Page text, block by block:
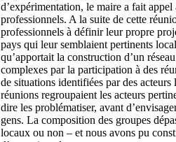
d’expérimentation, le maire a fait
professionnels. A la suite de cette
professionnels à définir leur propre
pays qui leur semblaient pertinents
qu’apportait la construction d’un
complexes par la participation à des
de situations identifiées par des
réunions regroupaient les acteurs
dire les problématiser, avant
gens. La composition des groupes
locaux ou non – et nous avons pu